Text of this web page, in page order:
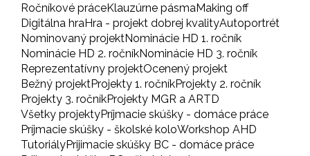
Ročníkové práceKlauzúrne pásmaMaking off
Digitálna hraHra - projekt dobrej kvalityAutoportrét
Nominovaný projektNominácie HD 1. ročník
Nominácie HD 2. ročníkNominácie HD 3. ročník
Reprezentatívny projektOcenený projekt
Bežný projektProjekty 1. ročníkProjekty 2. ročník
Projekty 3. ročníkProjekty MGR a ARTD
Všetky projektyPríjmacie skúšky - domáce práce
Príjmacie skúšky - školské koloWorkshop AHD
TutoriályPrijimacie skúšky BC - domáce práce